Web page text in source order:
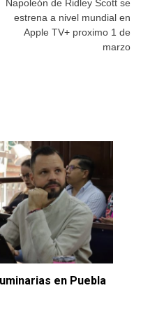
Napoleón de Ridley Scott se
estrena a nivel mundial en
Apple TV+ proximo 1 de
marzo
en Puebla